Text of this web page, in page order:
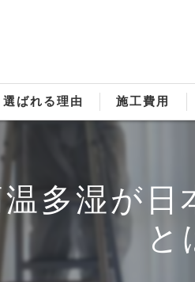
選ばれる理由
MIST工法®
ご依頼の流れ
施工費用
多湿が
と